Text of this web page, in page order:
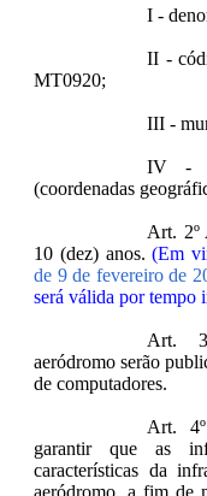
I -
II -
MT0920;
III -
IV -
(coordenadas
Art. 2º
10 (dez) anos.(Em
de 9 de fevereiro de
será válida por tempo
Art.
aeródromo serão
de computadores.
Art.
garantir que as
características da